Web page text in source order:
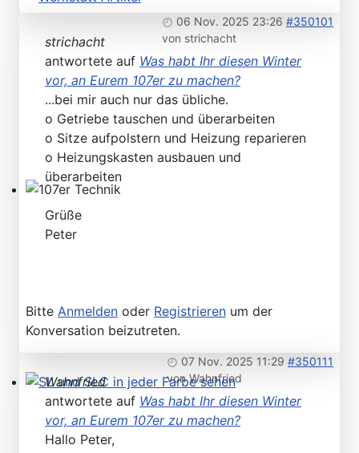
Werkstatt Artikel
107er Technik
SL und SLC in jeder Farbe sehen
06 Nov. 2025 23:26 #350101
von strichacht
strichacht
antwortete auf Was habt Ihr diesen Winter
vor, an Eurem 107er zu machen?
...bei mir auch nur das übliche.
o Getriebe tauschen und überarbeiten
o Sitze aufpolstern und Heizung reparieren
o Heizungskasten ausbauen und
überarbeiten
Grüße
Peter
Bitte Anmelden oder Registrieren um der
Konversation beizutreten.
07 Nov. 2025 11:29 #350111
vonWahnfried
Wahnfried
antwortete auf Was habt Ihr diesen Winter
vor, an Eurem 107er zu machen?
Hallo Peter,